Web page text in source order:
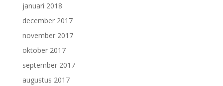
januari 2018
december 2017
november 2017
oktober 2017
september 2017
augustus 2017